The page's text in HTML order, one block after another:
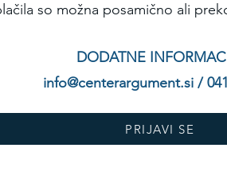
so možna posamično ali
DODATNE
info@centerargument.si /
PRIJAVI SE